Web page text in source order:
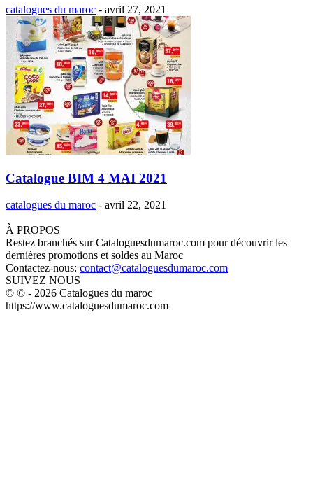
catalogues du maroc - avril 27, 2021
Catalogue BIM 4 MAI 2021
catalogues du maroc - avril 22, 2021
À PROPOS
Restez branchés sur Cataloguesdumaroc.com pour découvrir les
dernières promotions et soldes au Maroc
Contactez-nous: contact@cataloguesdumaroc.com
SUIVEZ NOUS
© © - 2026 Catalogues du maroc
https://www.cataloguesdumaroc.com